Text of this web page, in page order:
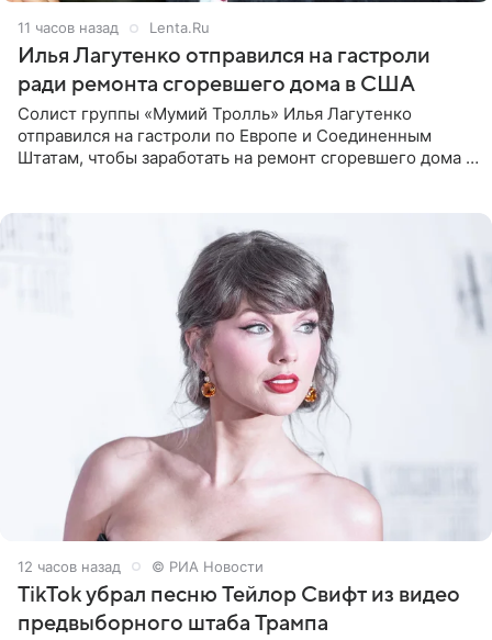
11 часов назад Lenta.Ru
Илья Лагутенко отправился на гастроли
ради ремонта сгоревшего дома в США
Солист группы «Мумий Тролль» Илья Лагутенко
отправился на гастроли по Европе и Соединенным
Штатам, чтобы заработать на ремонт сгоревшего дома в
12 часов назад © РИА Новости
TikTok убрал песню Тейлор Свифт из видео
предвыборного штаба Трампа